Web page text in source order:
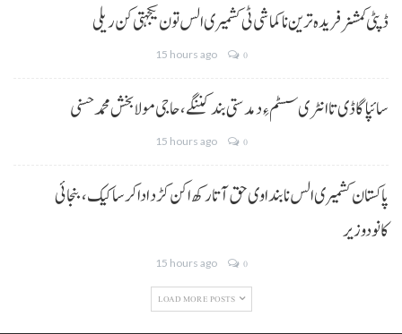
ڈپٹی کمشنر فریدہ ترین نا کماشی ٹی کشمیری الس تون یکجہتی کن ریلی
15 hours ago 0
سائپا گاڈی تا انٹری سسٹم ءِ دمدستی بند کننگے، حاجی مولا بخش محمد حسنی
15 hours ago 0
پاکستان کشمیری الس نا بنداوی حق آتا رکھ اکن کڑد ادا کرسا کیک ،بنجائی
کانودوزیر
15 hours ago 0
LOAD MORE POSTS